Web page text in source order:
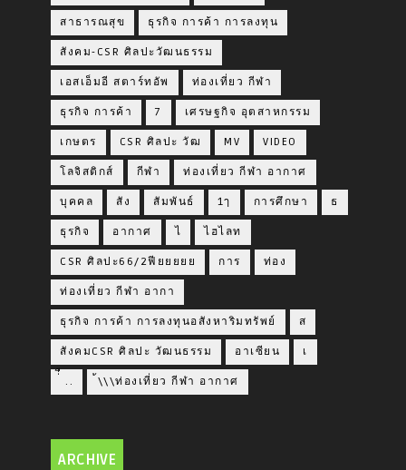
สาธารณสุข ธุรกิจ การค้า การลงทุน
สังคม-CSR ศิลปะวัฒนธรรม
เอสเอ็มอี สตาร์ทอัพ ท่องเที่ยว กีฬา
ธุรกิจ การค้า 7 เศรษฐกิจ อุตสาหกรรม
เกษตร CSR ศิลปะ วัฒ MV VIDEO
โลจิสติกส์ กีฬา ท่องเที่ยว กีฬา อากาศ
บุคคล สัง สัมพันธ์ 1ๅ การศึกษา ธ
ธุรกิจ อากาศ ไ ไฮไลท
CSR ศิลปะ66/2ฟียยยยย การ ท่อง
ท่องเที่ยว กีฬา อากา
ธุรกิจ การค้า การลงทุนอสังหาริมทรัพย์ ส
สังคมCSR ศิลปะ วัฒนธรรม อาเซียน เ
่่ื​ .. ้\\\ท่องเที่ยว กีฬา อากาศ
ARCHIVE